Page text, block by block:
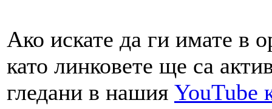
Ако искате да ги имате в
като линковете ще са
гледани в нашия YouTube